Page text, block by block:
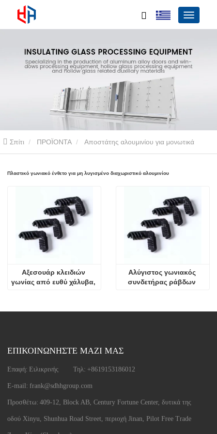
Σπίτι ΠΡΟΪΟΝΤΑ Αποστάτης αλουμινίου για μονωτικά
Πλαστικό γωνιακό ένθετο για μη λυγισμένο διαχωριστικό αλουμινίου
Αξεσουάρ κλειδιών
γωνίας από ευθύ χάλυβα,
Αλύγιστος γωνιακός
συνδετήρας ράβδων
ΕΠΙΚΟΙΝΩΝΗΣΤΕ ΜΑΖΙ ΜΑΣ
Επαφή: Ειλικρινής Τηλ: +8619153186012
E-mail: frank@sdhhgroup.com
Προσθέτω: 409-12, Block AB, Century Fortune Center, δυτικά της
οδού Xinyu, Shunhua Road Street, περιοχή Jinan, Pilot Free Trade